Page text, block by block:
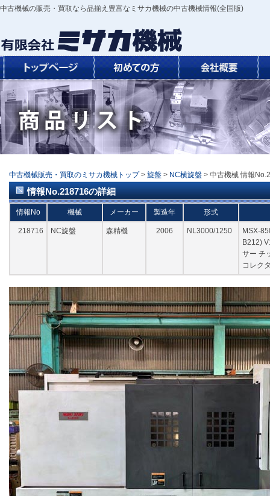
中古機械の販売・買取なら品揃え豊富なミサカ機械の中古機械情報(全国版)
中古機械販売・買取のミサカ機械トップ > 旋盤 > NC横旋盤 > 中古機械 情報
情報No.218716の詳細
情報No 機械 メーカー 製造年 形式
218716 NC旋盤 森精機 2006 NL3000/1250
MSX-
B212)
サー チ
コレク